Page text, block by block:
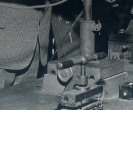
Nos documents
Énergies Renouvelables
Médias
Site corporate
Nous contacter
CABLE APP